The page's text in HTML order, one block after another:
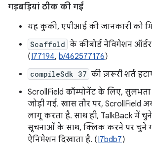
गड़बड़ियां ठीक की गईं
यह कुकी, एपीआई की जानकारी को
Scaffold के कीबोर्ड नेविगेशन
(I77194, b/462577176)
compileSdk 37 की ज़रूरी शर्त
ScrollField कॉम्पोनेंट के लिए,
जोड़ी गई. खास तौर पर, ScrollField
लागू करता है. साथ ही, TalkBack में
सूचनाओं के साथ, क्लिक करने पर चुने
ऐनिमेशन दिखाता है. (I7bdb7)